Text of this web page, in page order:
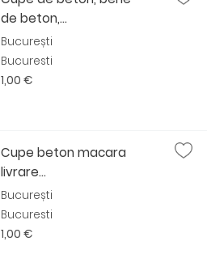
de beton,...
București
Bucuresti
1,00 €
Cupe beton macara
livrare...
București
Bucuresti
1,00 €